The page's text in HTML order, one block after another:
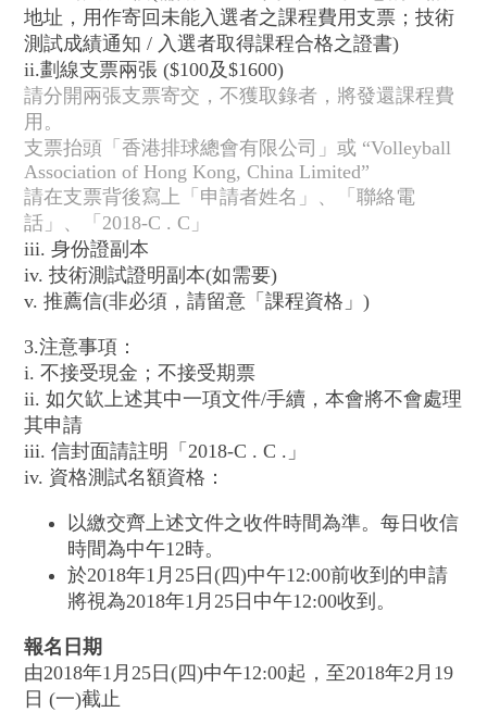
地址，用作寄回未能入選者之課程費用支票；技術
測試成績通知 / 入選者取得課程合格之證書)
ii.劃線支票兩張 ($100及$1600)
請分開兩張支票寄交，不獲取錄者，將發還課程費
用。
支票抬頭「香港排球總會有限公司」或 “Volleyball
Association of Hong Kong, China Limited”
請在支票背後寫上「申請者姓名」、「聯絡電
話」、「2018-C . C」
iii. 身份證副本
iv. 技術測試證明副本(如需要)
v. 推薦信(非必須，請留意「課程資格」)
3.注意事項：
i. 不接受現金；不接受期票
ii. 如欠缼上述其中一項文件/手續，本會將不會處理
其申請
iii. 信封面請註明「2018-C . C .」
iv. 資格測試名額資格：
以繳交齊上述文件之收件時間為準。每日收信
時間為中午12時。
於2018年1月25日(四)中午12:00前收到的申請
將視為2018年1月25日中午12:00收到。
報名日期
由2018年1月25日(四)中午12:00起，至2018年2月19
日 (一)截止